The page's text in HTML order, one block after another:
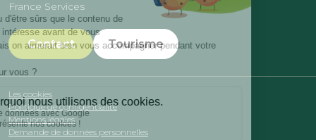
France Services
Contact Tourisme
Les cookies
Politique de confidentialité
Mentions légales
Demande de données personnelles